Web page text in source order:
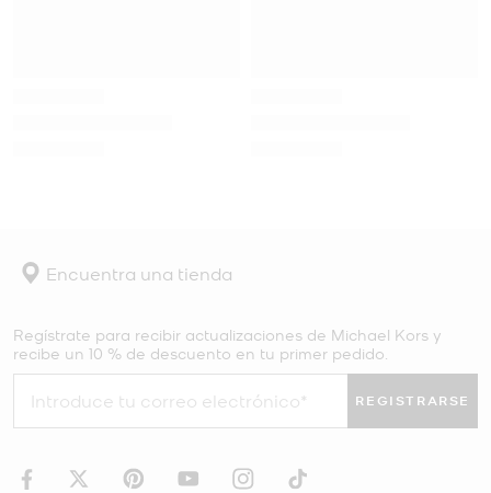
Encuentra una tienda
Regístrate para recibir actualizaciones de Michael Kors y
recibe un 10 % de descuento en tu primer pedido.
REGISTRARSE